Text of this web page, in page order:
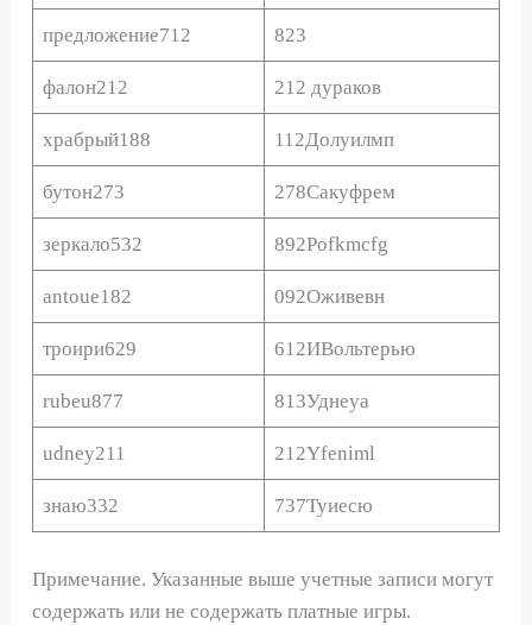
предложение712 823
фалон212 212 дураков
храбрый188 112Долуилмп
бутон273 278Сакуфрем
зеркало532 892Pofkmcfg
antoue182 092Оживевн
троири629 612ИВольтерью
rubeu877 813Уднеуа
udney211 212Yfeniml
знаю332 737Туиесю
Примечание. Указанные выше учетные записи могут
содержать или не содержать платные игры.